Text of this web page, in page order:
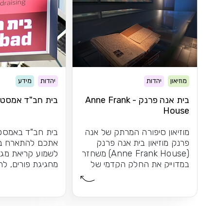
מוזיאון יהדות
בית אנה פרנק - Anne Frank
House
מוזיאון סיפורה המרתק של אנה
פרנק מוזיאון בית אנה פרנק
(Anne Frank House) משחזר
במדוייק את החלק הקדמי של
יהדות מידע
בית חב"ד
בית חב"ד
אתכם להתארח
לשמוע קריאת
מחגיגת פורים,